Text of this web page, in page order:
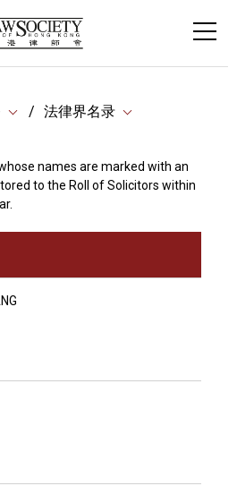
法律界名录
names are marked with an
to the Roll of Solicitors within